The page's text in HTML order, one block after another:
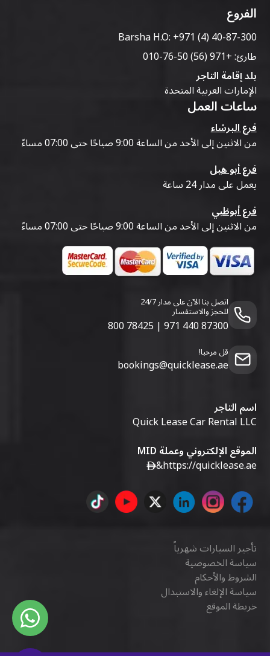
الفروع
Barsha H.O:+971 (4) 40-87-300
طارئ:+971 (56) 50-76-010
بلد إقامة التاجر
الإمارات العربية المتحدة
ساعات العمل
فرع البرشاء
من الاثنين إلى الأحد من الساعة 9:00 صباحًا حتى 07:00 مساءً
فرع أبو هيل
يعمل على مدار 24 ساعة
فرع أبوظبي
من الاثنين إلى الأحد من الساعة 9:00 صباحًا حتى 07:00 مساءً
اتصل بنا الآن على مدار 24/7
للحجز والاستفسار
800 78425 | 971 440 87300
قل مرحبا!
bookings@quicklease.ae
اسم التاجر
Quick Lease Car Rental LLC
الموقع الإلكتروني وعملة MID
https://quicklease.ae
&
تأجير السيارات شهرياً
سياسة الخصوصية
الشروط والأحكام
سياسة الإلغاء والاستبدال
خريطة الموقع